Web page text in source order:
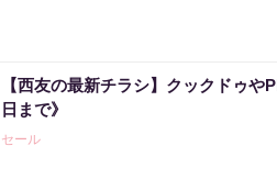
【西友の最新チラシ】クックドゥ
日まで》
セール